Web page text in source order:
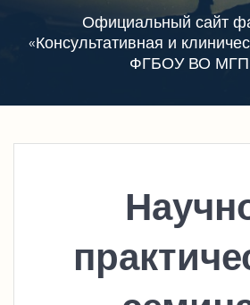
Официальный сайт
«Консультативная и
ФГБОУ ВО